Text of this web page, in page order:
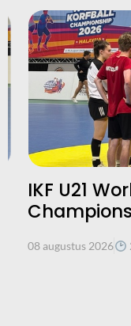
IKF U21
08 augustus 2026 2